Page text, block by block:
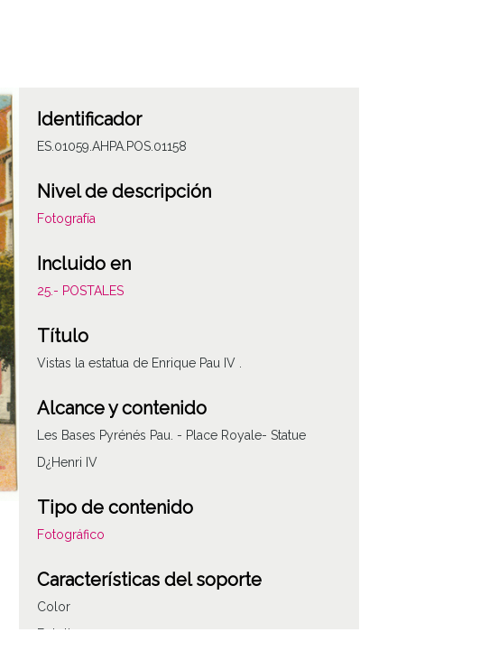
Identificador
ES.01059.AHPA.POS.01158
Nivel de descripción
Fotografía
Incluido en
25.- POSTALES
Título
Vistas la estatua de Enrique Pau IV .
Alcance y contenido
Les Bases Pyrénés Pau. - Place Royale- Statue
D¿Henri IV
Tipo de contenido
Fotográfico
Características del soporte
Color
Fototipo